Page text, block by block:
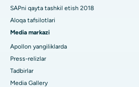
SAPni qayta tashkil etish 2018
Aloqa tafsilotlari
Media markazi
Apollon yangiliklarda
Press-relizlar
Tadbirlar
Media Gallery